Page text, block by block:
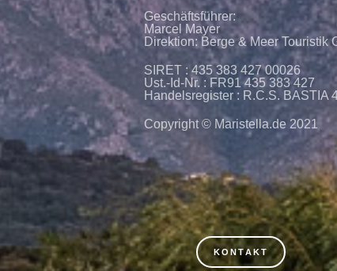
Geschäftsführer:
Marcel Mayer
Direktion: Berge & Meer Touristik
SIRET : 435 383 427 00026
Ust.-Id-Nr. : FR91 435 383 427
Handelsregister : R.C.S. BASTIA
Copyright © Maristella.de 2021
KONTAKT